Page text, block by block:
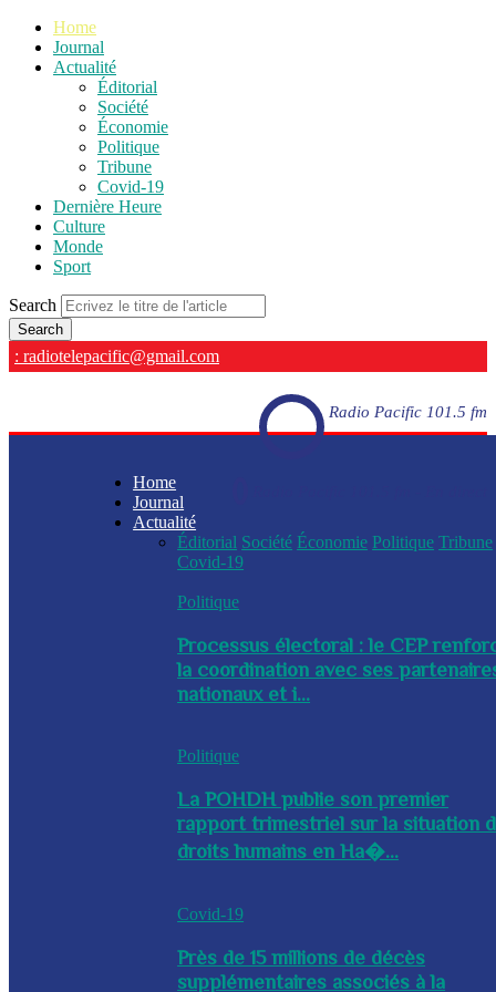
Home
Journal
Actualité
Éditorial
Société
Économie
Politique
Tribune
Covid-19
Dernière Heure
Culture
Monde
Sport
Search
: radiotelepacific@gmail.com
Radio Pacific 101.5 fm
Home
Journal
Actualité
Éditorial Société Économie Politique Tribune
Covid-19
Politique
Processus électoral : le CEP
la coordination avec ses
nationaux et i...
Politique
La POHDH publie son premier
rapport trimestriel sur la situation
droits humains en Ha�...
Covid-19
Près de 15 millions de décès
supplémentaires associés à la